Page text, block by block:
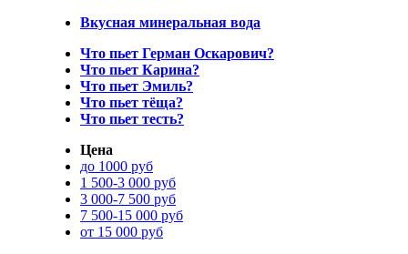
Вкусная минеральная вода
Что пьет Герман Оскарович?
Что пьет Карина?
Что пьет Эмиль?
Что пьет тёща?
Что пьет тесть?
Цена
до 1000 руб
1 500-3 000 руб
3 000-7 500 руб
7 500-15 000 руб
от 15 000 руб